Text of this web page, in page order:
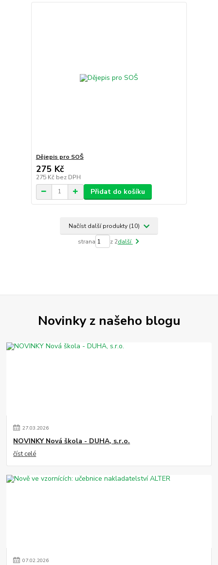
Dějepis pro SOŠ
275 Kč
275 Kč bez DPH
Přidat do košíku
Načíst další produkty (10)
strana z 2další
Novinky z našeho blogu
27.03.2026
NOVINKY Nová škola - DUHA, s.r.o.
číst celé
07.02.2026